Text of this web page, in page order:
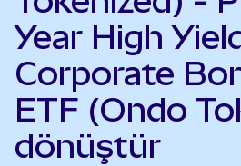
Year High
Corporate
ETF (Ondo
dönüştür